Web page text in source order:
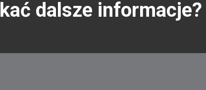
dalsze informacje?